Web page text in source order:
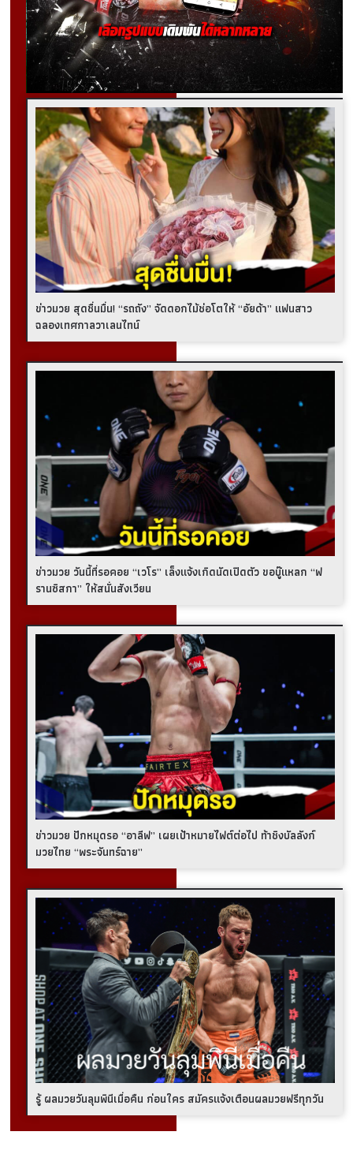
ข่าวมวย สุดชื่นมื่น! “รถถัง” จัดดอกไม้ช่อโตให้ “อัยด้า” แฟนสาว
ฉลองเทศกาลวาเลนไทน์
ข่าวมวย วันนี้ที่รอคอย “เวโร” เล็งแจ้งเกิดนัดเปิดตัว ขอบู๊แหลก “ฟ
รานซิสกา” ให้สนั่นสังเวียน
ข่าวมวย ปักหมุดรอ “อาลีฟ” เผยเป้าหมายไฟต์ต่อไป ท้าชิงบัลลังก์
มวยไทย “พระจันทร์ฉาย”
รู้ ผลมวยวันลุมพินีเมื่อคืน ก่อนใคร สมัครแจ้งเตือนผลมวยฟรีทุกวัน